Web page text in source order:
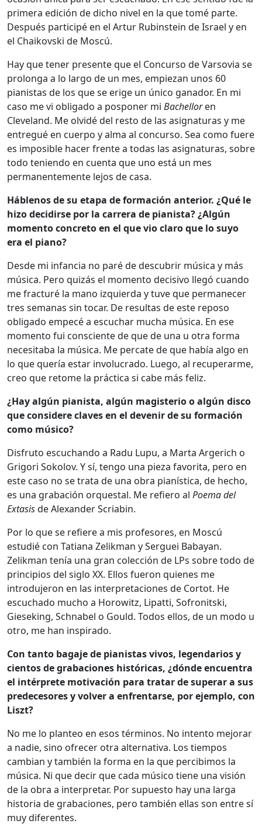
primera edición de dicho nivel en la que tomé parte.
Después participé en el Artur Rubinstein de Israel y en
el Chaikovski de Moscú.
Hay que tener presente que el Concurso de Varsovia se
prolonga a lo largo de un mes, empiezan unos 60
pianistas de los que se erige un único ganador. En mi
caso me vi obligado a posponer mi Bachelloren
Cleveland. Me olvidé del resto de las asignaturas y me
entregué en cuerpo y alma al concurso. Sea como fuere
es imposible hacer frente a todas las asignaturas, sobre
todo teniendo en cuenta que uno está un mes
permanentemente lejos de casa.
Háblenos de su etapa de formación anterior. ¿Qué le
hizo decidirse por la carrera de pianista? ¿Algún
momento concreto en el que vio claro que lo suyo
era el piano?
Desde mi infancia no paré de descubrir música y más
música. Pero quizás el momento decisivo llegó cuando
me fracturé la mano izquierda y tuve que permanecer
tres semanas sin tocar. De resultas de este reposo
obligado empecé a escuchar mucha música. En ese
momento fui consciente de que de una u otra forma
necesitaba la música. Me percate de que había algo en
lo que quería estar involucrado. Luego, al recuperarme,
creo que retome la práctica si cabe más feliz.
¿Hay algún pianista, algún magisterio o algún disco
que considere claves en el devenir de su formación
como músico?
Disfruto escuchando a Radu Lupu, a Marta Argerich o
Grigori Sokolov. Y sí, tengo una pieza favorita, pero en
este caso no se trata de una obra pianística, de hecho,
es una grabación orquestal. Me refiero al Poema del
Extasisde Alexander Scriabin.
Por lo que se refiere a mis profesores, en Moscú
estudié con Tatiana Zelikman y Serguei Babayan.
Zelikman tenía una gran colección de LPs sobre todo de
principios del siglo XX. Ellos fueron quienes me
introdujeron en las interpretaciones de Cortot. He
escuchado mucho a Horowitz, Lipatti, Sofronitski,
Gieseking, Schnabel o Gould. Todos ellos, de un modo u
otro, me han inspirado.
Con tanto bagaje de pianistas vivos, legendarios y
cientos de grabaciones históricas, ¿dónde encuentra
el intérprete motivación para tratar de superar a sus
predecesores y volver a enfrentarse, por ejemplo, con
Liszt?
No me lo planteo en esos términos. No intento mejorar
a nadie, sino ofrecer otra alternativa. Los tiempos
cambian y también la forma en la que percibimos la
música. Ni que decir que cada músico tiene una visión
de la obra a interpretar. Por supuesto hay una larga
historia de grabaciones, pero también ellas son entre sí
muy diferentes.